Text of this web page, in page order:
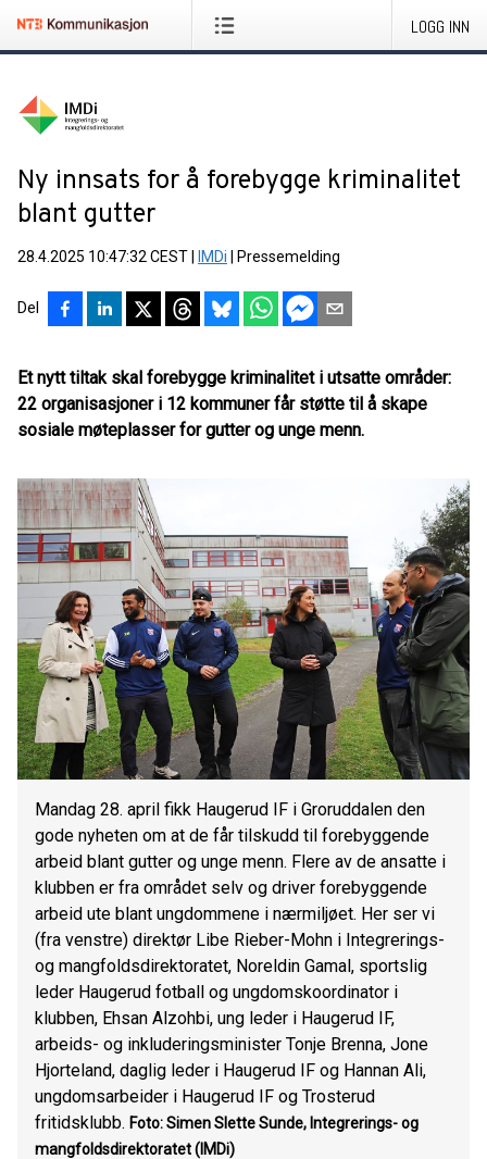
LOGG INN
Ny innsats for å forebygge kriminalitet
blant gutter
28.4.2025 10:47:32 CEST IMDi Pressemelding
Del
Et nytt tiltak skal forebygge kriminalitet i utsatte områder:
22 organisasjoner i 12 kommuner får støtte til å skape
sosiale møteplasser for gutter og unge menn.
Mandag 28. april fikk Haugerud IF i Groruddalen den
gode nyheten om at de får tilskudd til forebyggende
arbeid blant gutter og unge menn. Flere av de ansatte i
klubben er fra området selv og driver forebyggende
arbeid ute blant ungdommene i nærmiljøet. Her ser vi
(fra venstre) direktør Libe Rieber-Mohn i Integrerings-
og mangfoldsdirektoratet, Noreldin Gamal, sportslig
leder Haugerud fotball og ungdomskoordinator i
klubben, Ehsan Alzohbi, ung leder i Haugerud IF,
arbeids- og inkluderingsminister Tonje Brenna, Jone
Hjorteland, daglig leder i Haugerud IF og Hannan Ali,
ungdomsarbeider i Haugerud IF og Trosterud
fritidsklubb. Foto: Simen Slette Sunde, Integrerings- og
mangfoldsdirektoratet (IMDi)